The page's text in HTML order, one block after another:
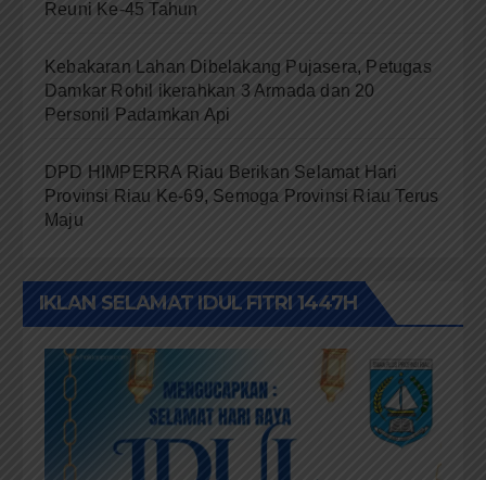
Reuni Ke-45 Tahun
Kebakaran Lahan Dibelakang Pujasera, Petugas
Damkar Rohil ikerahkan 3 Armada dan 20
Personil Padamkan Api
DPD HIMPERRA Riau Berikan Selamat Hari
Provinsi Riau Ke-69, Semoga Provinsi Riau Terus
Maju
IKLAN SELAMAT IDUL FITRI 1447H